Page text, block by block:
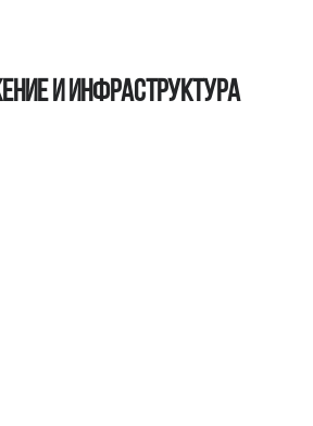
и инфраструктура